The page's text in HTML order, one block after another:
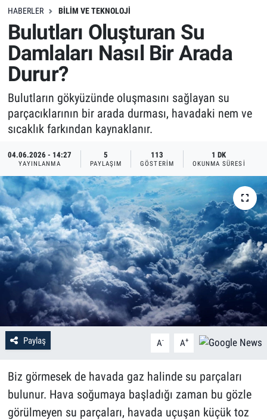
HABERLER BILIM VE TEKNOLOJI
Bulutları Oluşturan Su
Damlaları Nasıl Bir Arada
Durur?
Bulutların gökyüzünde oluşmasını sağlayan su
parçacıklarının bir arada durması, havadaki nem ve
sıcaklık farkından kaynaklanır.
04.06.2026 - 14:27
YAYINLANMA
5
PAYLAŞIM
113
GÖSTERIM
1 DK
OKUNMA SÜRESI
Paylaş A- A+
Biz görmesek de havada gaz halinde su parçaları
bulunur. Hava soğumaya başladığı zaman bu gözle
görülmeyen su parçaları, havada uçuşan küçük toz